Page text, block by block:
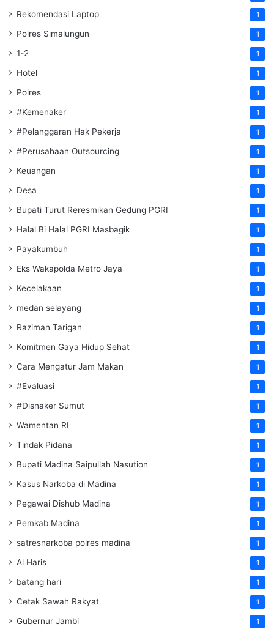
Rekomendasi Laptop 1
Polres Simalungun 1
1-2 1
Hotel 1
Polres 1
#Kemenaker 1
#Pelanggaran Hak Pekerja 1
#Perusahaan Outsourcing 1
Keuangan 1
Desa 1
Bupati Turut Reresmikan Gedung PGRI 1
Halal Bi Halal PGRI Masbagik 1
Payakumbuh 1
Eks Wakapolda Metro Jaya 1
Kecelakaan 1
medan selayang 1
Raziman Tarigan 1
Komitmen Gaya Hidup Sehat 1
Cara Mengatur Jam Makan 1
#Evaluasi 1
#Disnaker Sumut 1
Wamentan RI 1
Tindak Pidana 1
Bupati Madina Saipullah Nasution 1
Kasus Narkoba di Madina 1
Pegawai Dishub Madina 1
Pemkab Madina 1
satresnarkoba polres madina 1
Al Haris 1
batang hari 1
Cetak Sawah Rakyat 1
Gubernur Jambi 1